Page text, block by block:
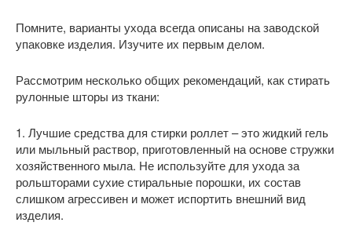
Помните, варианты ухода всегда описаны на заводской
упаковке изделия. Изучите их первым делом.
Рассмотрим несколько общих рекомендаций, как стирать
рулонные шторы из ткани:
1. Лучшие средства для стирки роллет – это жидкий гель
или мыльный раствор, приготовленный на основе стружки
хозяйственного мыла. Не используйте для ухода за
рольшторами сухие стиральные порошки, их состав
слишком агрессивен и может испортить внешний вид
изделия.